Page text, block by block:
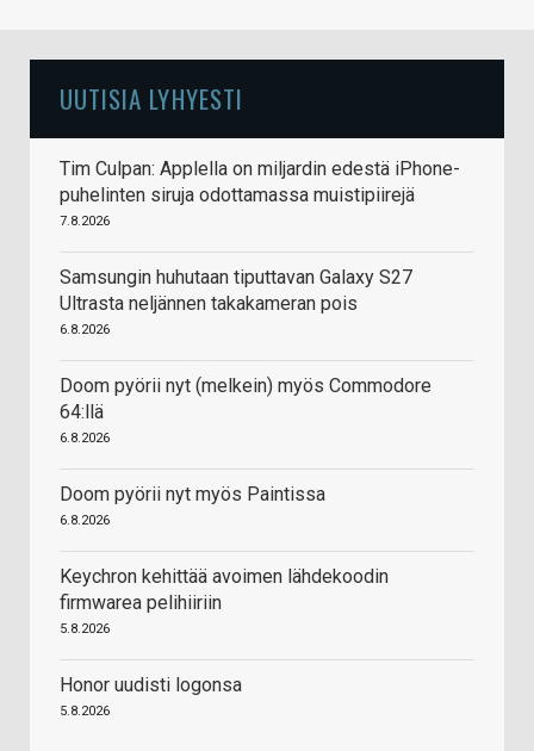
UUTISIA LYHYESTI
Tim Culpan: Applella on miljardin edestä iPhone-
puhelinten siruja odottamassa muistipiirejä
7.8.2026
Samsungin huhutaan tiputtavan Galaxy S27
Ultrasta neljännen takakameran pois
6.8.2026
Doom pyörii nyt (melkein) myös Commodore
64:llä
6.8.2026
Doom pyörii nyt myös Paintissa
6.8.2026
Keychron kehittää avoimen lähdekoodin
firmwarea pelihiiriin
5.8.2026
Honor uudisti logonsa
5.8.2026